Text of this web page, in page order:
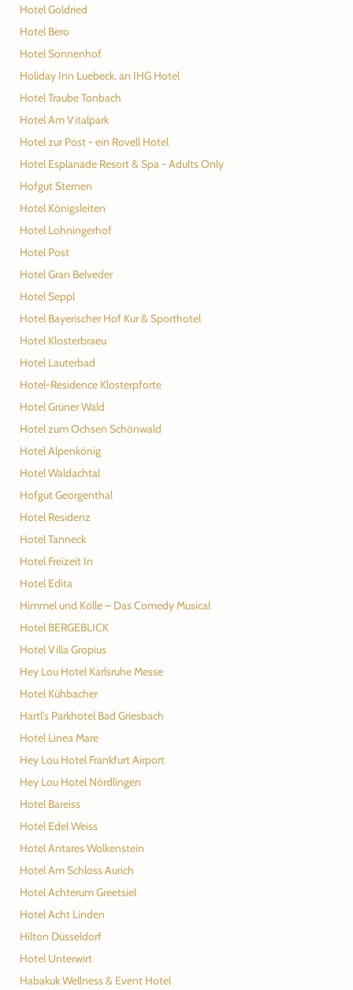
Hotel Goldried
Hotel Bero
Hotel Sonnenhof
Holiday Inn Luebeck, an IHG Hotel
Hotel Traube Tonbach
Hotel Am Vitalpark
Hotel zur Post - ein Rovell Hotel
Hotel Esplanade Resort & Spa - Adults Only
Hofgut Sternen
Hotel Königsleiten
Hotel Lohningerhof
Hotel Post
Hotel Gran Belveder
Hotel Seppl
Hotel Bayerischer Hof Kur & Sporthotel
Hotel Klosterbraeu
Hotel Lauterbad
Hotel-Residence Klosterpforte
Hotel Grüner Wald
Hotel zum Ochsen Schönwald
Hotel Alpenkönig
Hotel Waldachtal
Hofgut Georgenthal
Hotel Residenz
Hotel Tanneck
Hotel Freizeit In
Hotel Edita
Himmel und Kölle – Das Comedy Musical
Hotel BERGEBLICK
Hotel Villa Gropius
Hey Lou Hotel Karlsruhe Messe
Hotel Kühbacher
Hartl's Parkhotel Bad Griesbach
Hotel Linea Mare
Hey Lou Hotel Frankfurt Airport
Hey Lou Hotel Nördlingen
Hotel Bareiss
Hotel Edel Weiss
Hotel Antares Wolkenstein
Hotel Am Schloss Aurich
Hotel Achterum Greetsiel
Hotel Acht Linden
Hilton Düsseldorf
Hotel Unterwirt
Habakuk Wellness & Event Hotel